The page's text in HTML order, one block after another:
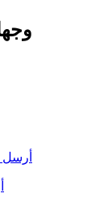
أرسل